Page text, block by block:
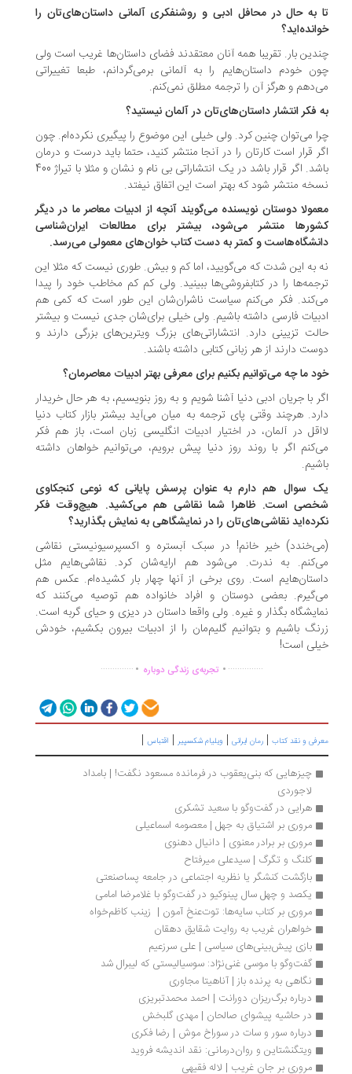
به حال در محافل ادبی و روشنفکری آلمانی داستان‌های‌تان را
بار. تقریبا همه آنان معتقدند فضای داستان‌ها غریب است ولی
خودم داستان‌هایم را به آلمانی برمی‌گردانم، طبعا تغییراتی
و هرگز آن را ترجمه مطلق نمی‌کنم.
فکر انتشار داستان‌های‌تان در آلمان نیستید؟
می‌توان چنین کرد. ولی خیلی این موضوع را پیگیری نکرده‌ام. چون
قرار است کارتان را در آنجا منتشر کنید، حتما باید درست و درمان
باشد. اگر قرار باشد در یک انتشاراتی بی نام و نشان و مثلا با تیراژ 400
منتشر شود که بهتر است این اتفاق نیفتد.
دوستان نویسنده می‌گویند آنچه از ادبیات معاصر ما در دیگر
منتشر می‌شود، بیشتر برای مطالعات ایران‌شناسی
و کمتر به دست کتاب خوان‌های معمولی می‌رسد.
به این شدت که می‌گویید، اما کم و بیش. طوری نیست که مثلا این
را در کتابفروشی‌ها ببینید. ولی کم ‌کم مخاطب خود را پیدا
فکر می‌کنم سیاست ناشران‌شان این طور است که کمی هم
فارسی داشته باشیم. ولی خیلی برای‌شان جدی نیست و بیشتر
تزیینی دارد. انتشاراتی‌های بزرگ ویترین‌های بزرگی دارند و
دارند از هر زبانی کتابی داشته باشند.
ما چه می‌توانیم بکنیم برای معرفی بهتر ادبیات معاصرمان؟
با جریان ادبی دنیا آشنا شویم و به روز بنویسیم، به هر حال خریدار
هرچند وقتی پای ترجمه به میان می‌آید بیشتر بازار کتاب دنیا
در آلمان، در اختیار ادبیات انگلیسی زبان است، باز هم فکر
اگر با روند روز دنیا پیش برویم، می‌توانیم خواهان داشته
سوال هم دارم به عنوان پرسش پایانی که نوعی کنجکاوی
است. ظاهرا شما نقاشی هم می‌کشید. هیچ‌وقت فکر
نقاشی‌های‌تان را در نمایشگاهی به نمایش بگذارید؟
خیر خانم! در سبک آبستره و اکسپرسیونیستی نقاشی
به ندرت. می‌شود هم ارایه‌شان کرد. نقاشی‌هایم مثل
است. روی برخی از آنها چهار بار کشیده‌ام. عکس هم
بعضی دوستان و افراد خانواده هم توصیه می‌کنند که
بگذار و غیره. ولی واقعا داستان در دیزی و حیای گربه است.
باشیم و بتوانیم گلیم‌مان را از ادبیات بیرون بکشیم، خودش
است!
...............
. تجربه‌ی زندگی دوباره.
..............
و نقد کتاب|رمان ایرانی|ویلیام شکسپیر|اقتباس |
چیزهایی که بنی‌یعقوب در فرمانده مسعود نگفت! | بامداد
لاجوردی
هرایی در گفت‌وگو با سعید تشکری
مروری بر اشتیاق به جهل | معصومه اسماعیلی
مروری بر برادر معنوی | دانیال دهنوی
کلنگ و تگرگ | سیدعلی میرفتاح
بازگشت کنشگر یا نظریه اجتماعی در جامعه پساصنعتی
یکصد و چهل سال پینوکیو در گفت‌وگو با غلامرضا امامی
مروری بر کتاب سایه‌ها: توت‌عنخ‌ آمون |  زینب کاظم‌خواه
خواهران غریب به روایت شقایق دهقان
بازی پیش‌بینی‌های سیاسی | علی سرزعیم
گفت‌وگو با موسی غنی‌نژاد: سوسیالیستی که لیبرال شد
نگاهی به پرنده باز | آناهیتا مجاوری
درباره برگ‌ریزان دورانت | احمد محمدتبریزی
در حاشیه پیشوای صالحان | مهدی گلبخش
درباره سور و سات در سوراخ موش | رضا فکری
ویتگنشتاین و روان‌درمانی: نقد اندیشه فروید
مروری بر جان غریب | لاله فقیهی